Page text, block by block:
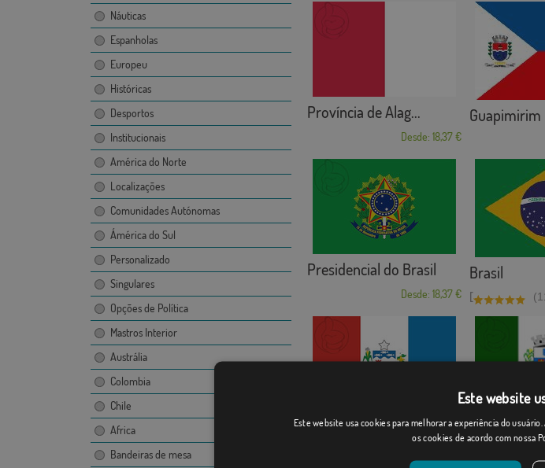
Náuticas
Espanholas
Europeu
Históricas
Desportos
Institucionais
América do Norte
Localizações
Comunidades Autónomas
Ámérica do Sul
Personalizado
Singulares
Opções de Política
Mastros Interior
Austrália
Colombia
Chile
Africa
Bandeiras de mesa
Província de Alag...
Desde: 18,37 €
Guapimirim
Presidencial do Brasil
Desde: 18,37 €
Brasil
[
Alagoas
Este website
Este website usa cookies para melhorar a experiência do
os cookies de acordo com nossa